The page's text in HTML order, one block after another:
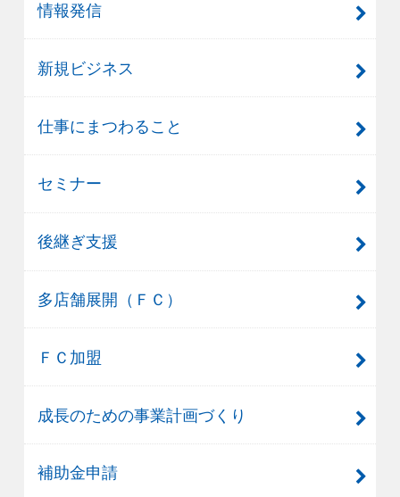
情報発信
新規ビジネス
仕事にまつわること
セミナー
後継ぎ支援
多店舗展開（ＦＣ）
ＦＣ加盟
成長のための事業計画づくり
補助金申請